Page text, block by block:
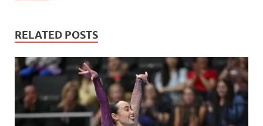
RELATED POSTS